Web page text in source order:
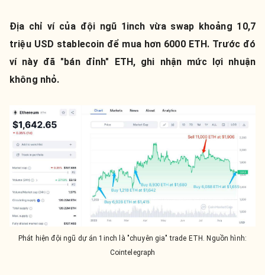
Địa chỉ ví của đội ngũ 1inch vừa swap khoảng 10,7
triệu USD stablecoin để mua hơn 6000 ETH. Trước đó
ví này đã "bán đỉnh" ETH, ghi nhận mức lợi nhuận
không nhỏ.
Phát hiện đội ngũ dự án 1inch là "chuyên gia" trade ETH. Nguồn hình:
Cointelegraph